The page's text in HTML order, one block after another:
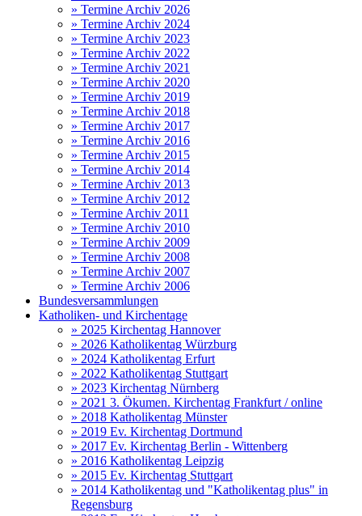
» Termine Archiv 2026
» Termine Archiv 2024
» Termine Archiv 2023
» Termine Archiv 2022
» Termine Archiv 2021
» Termine Archiv 2020
» Termine Archiv 2019
» Termine Archiv 2018
» Termine Archiv 2017
» Termine Archiv 2016
» Termine Archiv 2015
» Termine Archiv 2014
» Termine Archiv 2013
» Termine Archiv 2012
» Termine Archiv 2011
» Termine Archiv 2010
» Termine Archiv 2009
» Termine Archiv 2008
» Termine Archiv 2007
» Termine Archiv 2006
Bundesversammlungen
Katholiken- und Kirchentage
» 2025 Kirchentag Hannover
» 2026 Katholikentag Würzburg
» 2024 Katholikentag Erfurt
» 2022 Katholikentag Stuttgart
» 2023 Kirchentag Nürnberg
» 2021 3. Ökumen. Kirchentag Frankfurt / online
» 2018 Katholikentag Münster
» 2019 Ev. Kirchentag Dortmund
» 2017 Ev. Kirchentag Berlin - Wittenberg
» 2016 Katholikentag Leipzig
» 2015 Ev. Kirchentag Stuttgart
» 2014 Katholikentag und "Katholikentag plus" in
Regensburg